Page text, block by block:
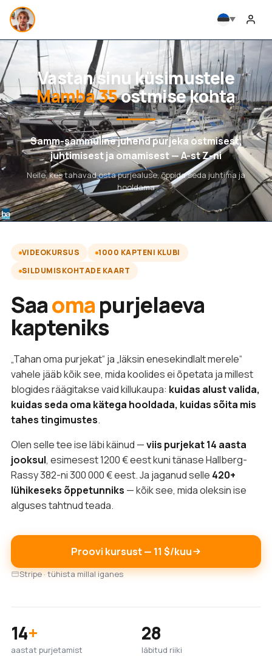
Vastan sinu küsimustele
Mamba 35ostmise kohta
Samm-sammuline juhend purjeka ostmisest,
juhtimisest ja omamisest — A-st Z-ni
Neile, kes tahavad osta purjealuse, õppida seda juhtima ja
hooldama
VIDEOKURSUS
1000 KAPTENI KLUBI
SILDUMISKOHTADE KAART
Saaomapurjelaeva
kapteniks
„Tahan oma purjekat“ ja „läksin enesekindlalt merele“
vahele jääb kõik see, mida koolides ei õpetata ja millest
blogides räägitakse vaid killukaupa: kuidas alust valida,
kuidas seda oma kätega hooldada, kuidas sõita mis
tahes tingimustes.
Olen selle tee ise läbi käinud —viis purjekat 14 aasta
jooksul, esimesest 1200 € eest kuni tänase Hallberg-
Rassy 382-ni 300 000 € eest. Ja jaganud selle 420+
lühikeseks õppetunniks — kõik see, mida oleksin ise
alguses tahtnud teada.
Proovi kursust — 11 $/kuu
Stripe · tühista millal iganes
14+
aastat purjetamist
28
läbitud riiki